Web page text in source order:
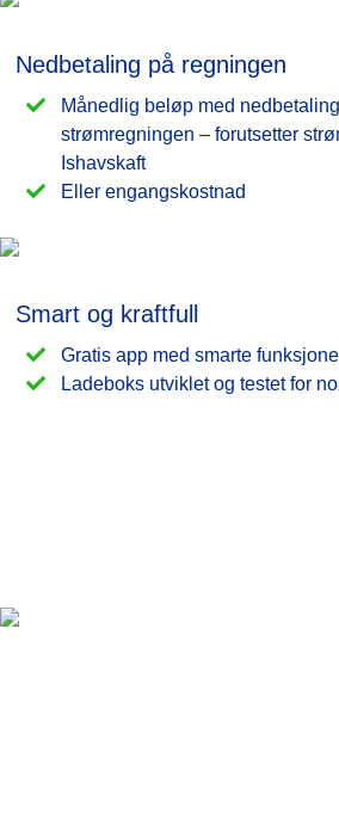
Nedbetaling på regningen
Månedlig beløp med
strømregningen – forutsetter
Ishavskaft
Eller engangskostnad
Smart og kraftfull
Gratis app med smarte
Ladeboks utviklet og testet for